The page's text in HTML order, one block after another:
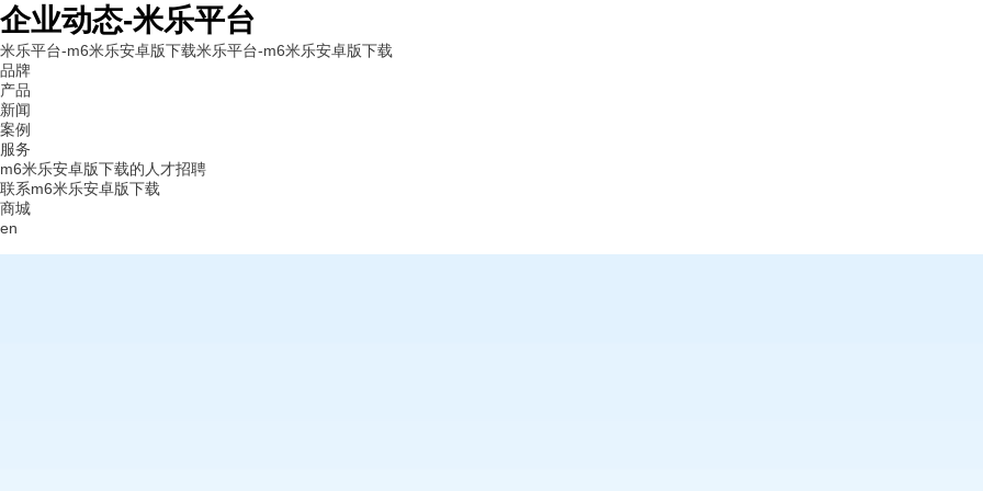
企业动态-米乐平台
米乐平台-m6米乐安卓版下载米乐平台-m6米乐安卓版下载
品牌
产品
新闻
案例
服务
m6米乐安卓版下载的人才招聘
联系m6米乐安卓版下载
商城
en